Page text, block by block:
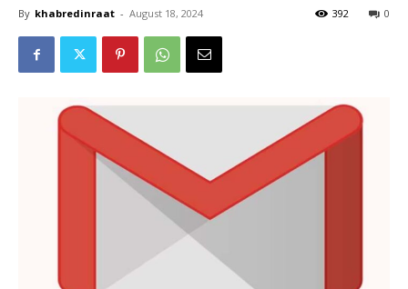
By khabredinraat - August 18, 2024 0
392